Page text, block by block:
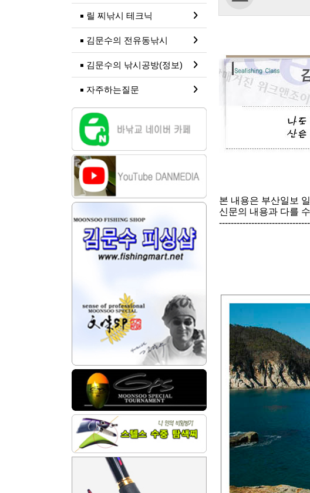
릴 찌낚시 테크닉
김문수의 전유동낚시
김문수의 낚시공방(정보)
자주하는질문
본 내용은 부산일보
신문의 내용과 다를